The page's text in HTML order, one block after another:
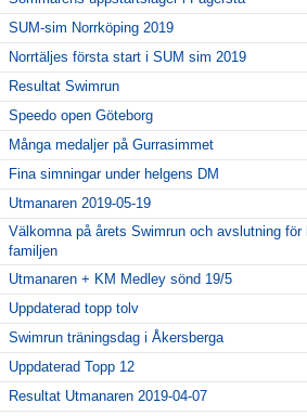
SUM-sim Norrköping 2019
Norrtäljes första start i SUM sim 2019
Resultat Swimrun
Speedo open Göteborg
Många medaljer på Gurrasimmet
Fina simningar under helgens DM
Utmanaren 2019-05-19
Välkomna på årets Swimrun och avslutning för
familjen
Utmanaren + KM Medley sönd 19/5
Uppdaterad topp tolv
Swimrun träningsdag i Åkersberga
Uppdaterad Topp 12
Resultat Utmanaren 2019-04-07